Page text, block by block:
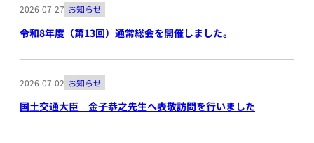
2026-07-27 お知らせ
令和8年度（第13回）通常総会を開催しました。
2026-07-02 お知らせ
国土交通大臣 金子恭之先生へ表敬訪問を行いました